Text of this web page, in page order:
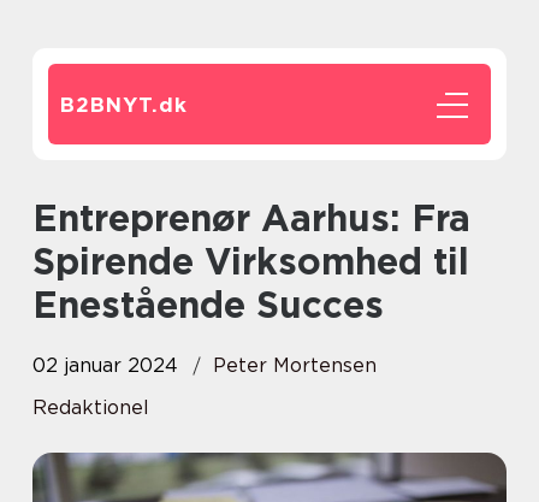
B2BNYT.dk
Entreprenør Aarhus: Fra
Spirende Virksomhed til
Enestående Succes
02 januar 2024
Peter Mortensen
Redaktionel